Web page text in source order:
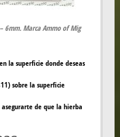
6mm. Marca Ammo of Mig
la superficie donde deseas
sobre la superficie
de que la hierba